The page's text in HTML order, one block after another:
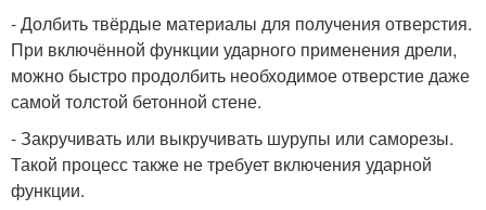
- Долбить твёрдые материалы для получения отверстия.
При включённой функции ударного применения дрели,
можно быстро продолбить необходимое отверстие даже
самой толстой бетонной стене.
- Закручивать или выкручивать шурупы или саморезы.
Такой процесс также не требует включения ударной
функции.